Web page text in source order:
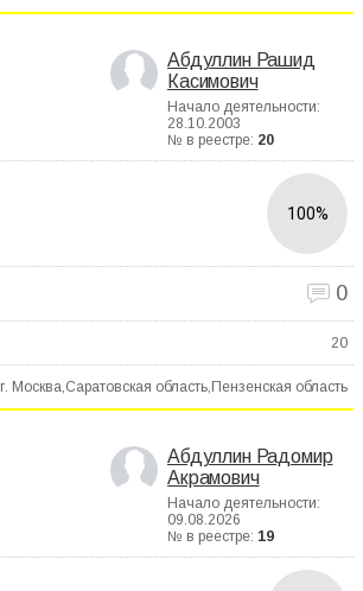
Абдуллин Рашид
Касимович
Начало деятельности:
28.10.2003
№ в реестре: 20
100%
0
20
г. Москва,Саратовская область,Пензенская область
Абдуллин Радомир
Акрамович
Начало деятельности:
09.08.2026
№ в реестре: 19